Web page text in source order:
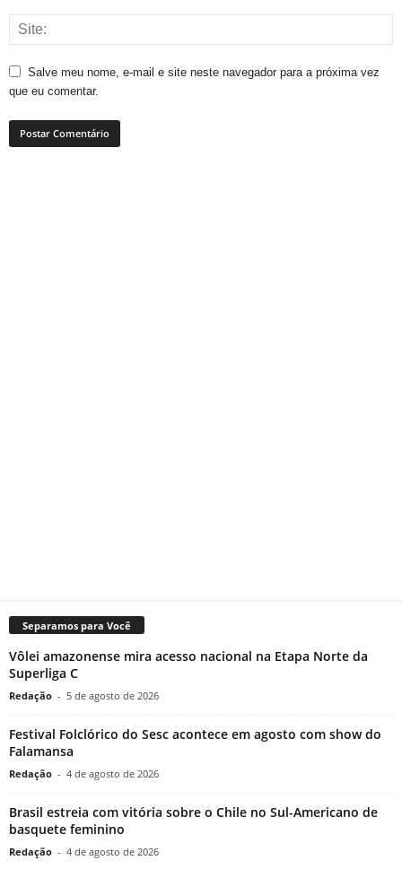
Salve meu nome, e-mail e site neste navegador para a próxima vez
que eu comentar.
Separamos para Você
Vôlei amazonense mira acesso nacional na Etapa Norte da
Superliga C
Redação - 5 de agosto de 2026
Festival Folclórico do Sesc acontece em agosto com show do
Falamansa
Redação - 4 de agosto de 2026
Brasil estreia com vitória sobre o Chile no Sul-Americano de
basquete feminino
Redação - 4 de agosto de 2026